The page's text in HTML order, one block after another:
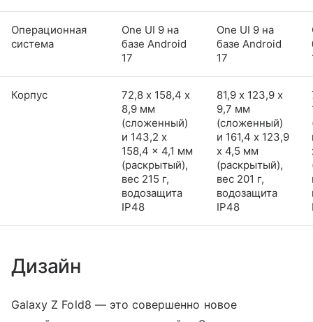
Операционная
система
One UI 9 на
базе Android
17
One UI 9 на
базе Android
17
Корпус
72,8 х 158,4 х
8,9 мм
(сложенный)
и 143,2 x
158,4 x 4,1 мм
(раскрытый),
вес 215 г,
водозащита
IP48
81,9 х 123,9 х
9,7 мм
(сложенный)
и 161,4 x 123,9
x 4,5 мм
(раскрытый),
вес 201 г,
водозащита
IP48
Дизайн
Galaxy Z Fold8 — это совершенно новое